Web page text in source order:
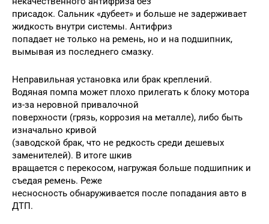
присадок. Сальник «дубеет» и больше не задерживает
жидкость внутри системы. Антифриз
попадает не только на ремень, но и на подшипник,
вымывая из последнего смазку.
Неправильная установка или брак креплений.
Водяная помпа может плохо прилегать к блоку мотора
из-за неровной привалочной
поверхности (грязь, коррозия на металле), либо быть
изначально кривой
(заводской брак, что не редкость среди дешевых
заменителей). В итоге шкив
вращается с перекосом, нагружая больше подшипник и
съедая ремень. Реже
несносность обнаруживается после попадания авто в
ДТП.